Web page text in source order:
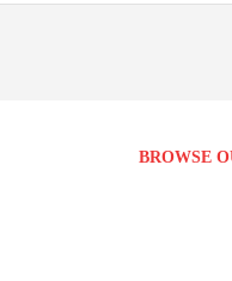
BROWSE